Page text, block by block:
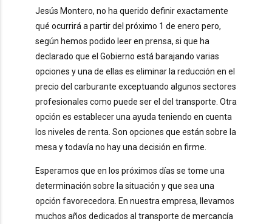
Jesús Montero, no ha querido definir exactamente
qué ocurrirá a partir del próximo 1 de enero pero,
según hemos podido leer en prensa, si que ha
declarado que el Gobierno está barajando varias
opciones y una de ellas es eliminar la reducción en el
precio del carburante exceptuando algunos sectores
profesionales como puede ser el del transporte. Otra
opción es establecer una ayuda teniendo en cuenta
los niveles de renta. Son opciones que están sobre la
mesa y todavía no hay una decisión en firme.
Esperamos que en los próximos días se tome una
determinación sobre la situación y que sea una
opción favorecedora. En nuestra empresa, llevamos
muchos años dedicados al transporte de mercancía